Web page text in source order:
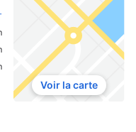
Voir la carte